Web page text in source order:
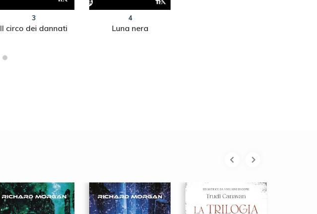
3
Il circo dei dannati
4
Luna nera